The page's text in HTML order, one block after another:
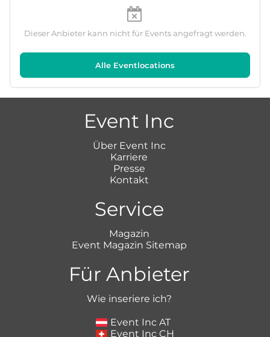
Dieser Anbieter kann nicht für Events angefragt werden.
Alle Eventlocations
Event Inc
Über Event Inc
Karriere
Presse
Kontakt
Service
Magazin
Event Magazin Sitemap
Für Anbieter
Wie inseriere ich?
Event Inc AT
Event Inc CH